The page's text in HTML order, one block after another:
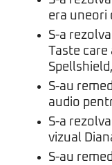
era uneori
S-a
Taste
S-au
audio
S-a
vizual
S-au